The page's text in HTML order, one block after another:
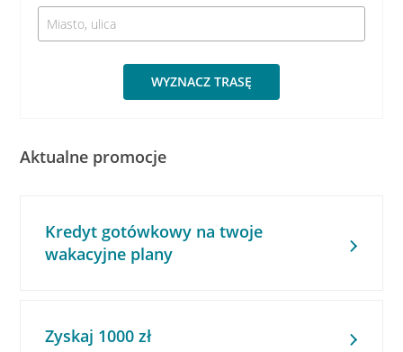
WYZNACZ TRASĘ
Aktualne promocje
Kredyt gotówkowy na twoje
wakacyjne plany
Zyskaj 1000 zł